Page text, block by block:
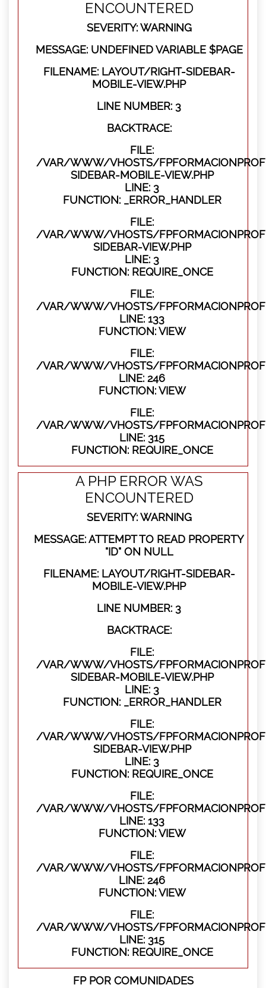
ENCOUNTERED
SEVERITY: WARNING
MESSAGE: UNDEFINED VARIABLE $PAGE
FILENAME: LAYOUT/RIGHT-SIDEBAR-
MOBILE-VIEW.PHP
LINE NUMBER: 3
BACKTRACE:
FILE:
/VAR/WWW/VHOSTS/
SIDEBAR-MOBILE-VIEW.PHP
LINE: 3
FUNCTION: _ERROR_HANDLER
FILE:
/VAR/WWW/VHOSTS/
SIDEBAR-VIEW.PHP
LINE: 3
FUNCTION: REQUIRE_ONCE
FILE:
/VAR/WWW/VHOSTS/
LINE: 133
FUNCTION: VIEW
FILE:
/VAR/WWW/VHOSTS/
LINE: 246
FUNCTION: VIEW
FILE:
/VAR/WWW/VHOSTS/
LINE: 315
FUNCTION: REQUIRE_ONCE
A PHP ERROR WAS
ENCOUNTERED
SEVERITY: WARNING
MESSAGE: ATTEMPT TO READ PROPERTY
"ID" ON NULL
FILENAME: LAYOUT/RIGHT-SIDEBAR-
MOBILE-VIEW.PHP
LINE NUMBER: 3
BACKTRACE:
FILE:
/VAR/WWW/VHOSTS/
SIDEBAR-MOBILE-VIEW.PHP
LINE: 3
FUNCTION: _ERROR_HANDLER
FILE:
/VAR/WWW/VHOSTS/
SIDEBAR-VIEW.PHP
LINE: 3
FUNCTION: REQUIRE_ONCE
FILE:
/VAR/WWW/VHOSTS/
LINE: 133
FUNCTION: VIEW
FILE:
/VAR/WWW/VHOSTS/
LINE: 246
FUNCTION: VIEW
FILE:
/VAR/WWW/VHOSTS/
LINE: 315
FUNCTION: REQUIRE_ONCE
FP POR COMUNIDADES